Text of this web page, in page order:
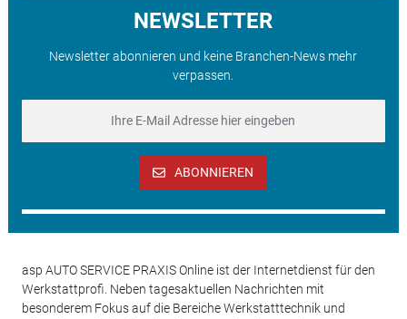
NEWSLETTER
Newsletter abonnieren und keine Branchen-News mehr
verpassen.
ABONNIEREN
asp AUTO SERVICE PRAXIS Online ist der Internetdienst für den
Werkstattprofi. Neben tagesaktuellen Nachrichten mit
besonderem Fokus auf die Bereiche Werkstatttechnik und